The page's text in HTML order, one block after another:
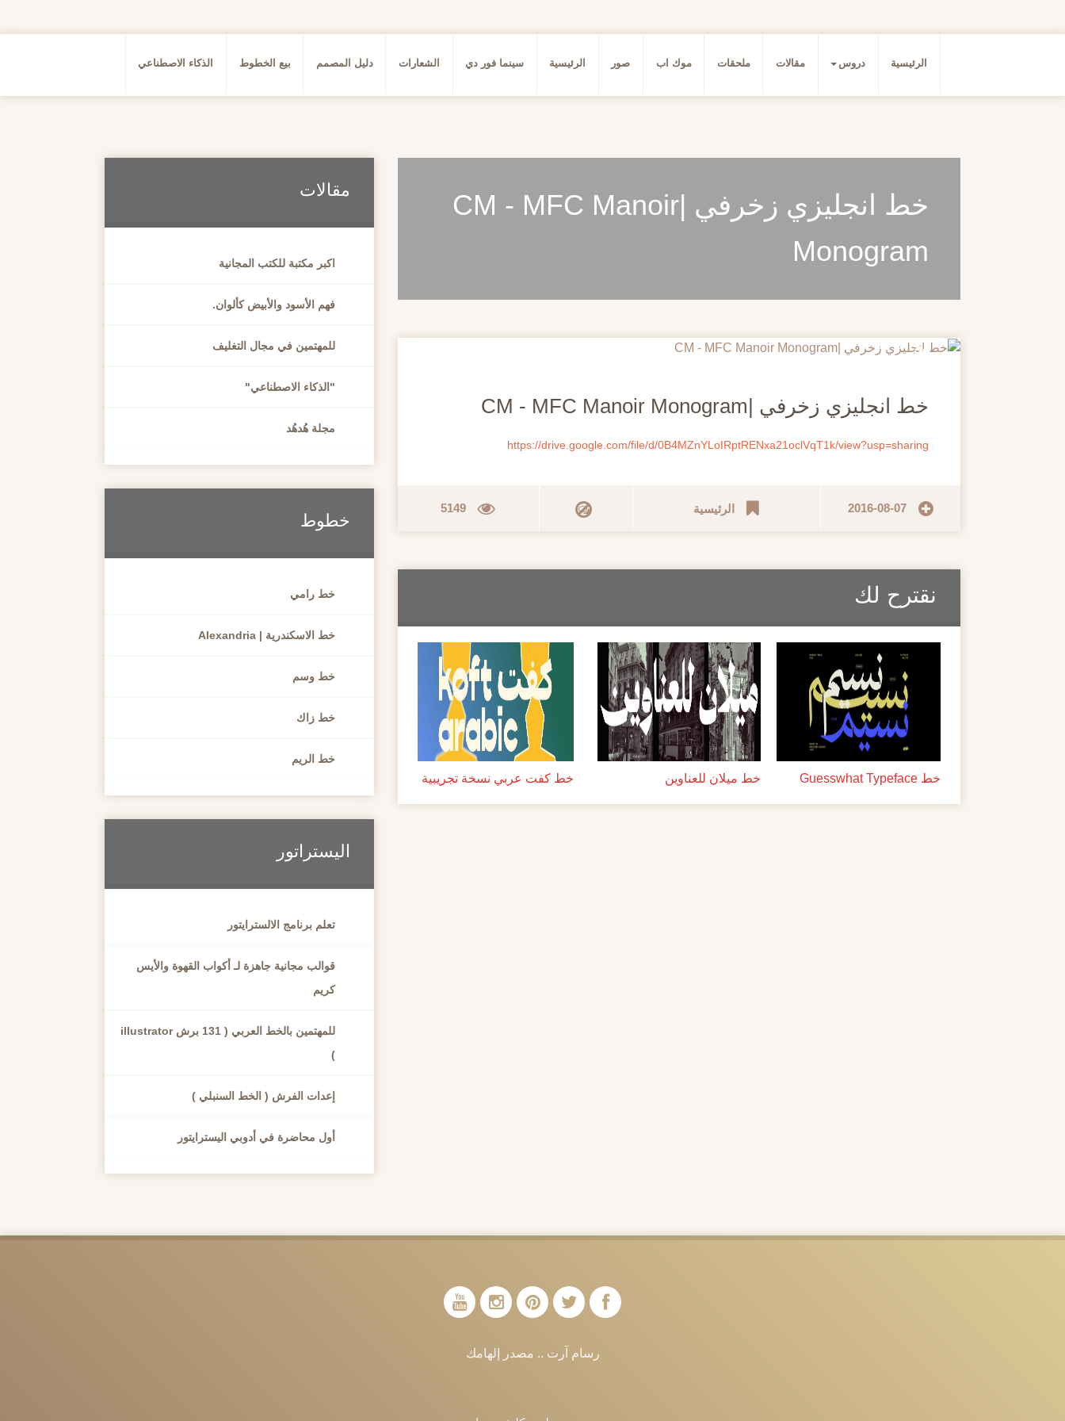
الرئيسية دروس مقالات ملحقات موك اب صور الرئيسية سينما فور دي الشعارات دليل المصمم بيع الخطوط الذكاء الاصطناعي
خط انجليزي زخرفي |CM - MFC Manoir
Monogram
20
خط انجليزي زخرفي |CM - MFC Manoir Monogram
https://drive.google.com/file/d/0B4MZnYLoIRptRENxa21oclVqT1k/view?usp=sharing
2016-08-07 الرئيسية 5149
نقترح لك
خط Guesswhat Typeface خط ميلان للعناوين خط كفت عربي نسخة تجريبية
مقالات
اكبر مكتبة للكتب المجانية
فهم الأسود والأبيض كألوان.
للمهتمين في مجال التغليف
"الذكاء الاصطناعي"
مجلة هُدهُد
خطوط
خط رامي
خط الاسكندرية | Alexandria
خط وسم
خط زاك
خط الريم
اليستراتور
تعلم برنامج الالسترايتور
قوالب مجانية جاهزة لـ أكواب القهوة والأيس
كريم
للمهتمين بالخط العربي ( 131 برش illustrator
)
إعدات الفرش ( الخط السنبلي )
أول محاضرة في أدوبي اليسترايتور
رسام آرت .. مصدر إلهامك